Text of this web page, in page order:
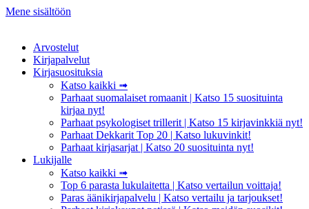
Mene sisältöön
Arvostelut
Kirjapalvelut
Kirjasuosituksia
Katso kaikki ➟
Parhaat suomalaiset romaanit | Katso 15 suosituinta
kirjaa nyt!
Parhaat psykologiset trillerit | Katso 15 kirjavinkkiä nyt!
Parhaat Dekkarit Top 20 | Katso lukuvinkit!
Parhaat kirjasarjat | Katso 20 suosituinta nyt!
Lukijalle
Katso kaikki ➟
Top 6 parasta lukulaitetta | Katso vertailun voittaja!
Paras äänikirjapalvelu | Katso vertailu ja tarjoukset!